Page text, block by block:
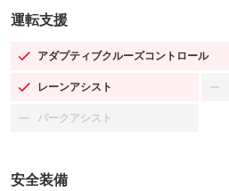
運転支援
アダプティブクルーズコントロール
：装備あり
レーンアシスト
：装備あり
パークアシスト
：装備なし
安全装備